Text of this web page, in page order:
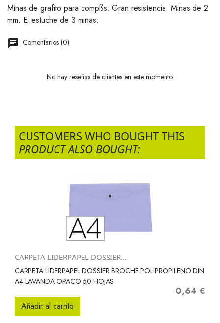
Minas de grafito para compßs. Gran resistencia. Minas de 2
mm. El estuche de 3 minas.
Comentarios (0)
No hay reseñas de clientes en este momento.
CUSTOMERS WHO BOUGHT THIS
PRODUCT ALSO BOUGHT:
CARPETA LIDERPAPEL DOSSIER...
CARPETA LIDERPAPEL DOSSIER BROCHE POLIPROPILENO DIN
A4 LAVANDA OPACO 50 HOJAS
Precio
0,64 €
Añadir al carrito